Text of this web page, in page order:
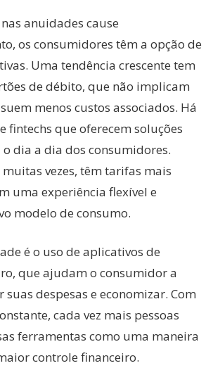
anuidades cause
os consumidores têm a opção de
Uma tendência crescente tem
de débito, que não implicam
menos custos associados. Há
fintechs que oferecem soluções
dia a dia dos consumidores.
muitas vezes, têm tarifas mais
uma experiência flexível e
modelo de consumo.
é o uso de aplicativos de
que ajudam o consumidor a
despesas e economizar. Com
cada vez mais pessoas
ferramentas como uma maneira
controle financeiro.